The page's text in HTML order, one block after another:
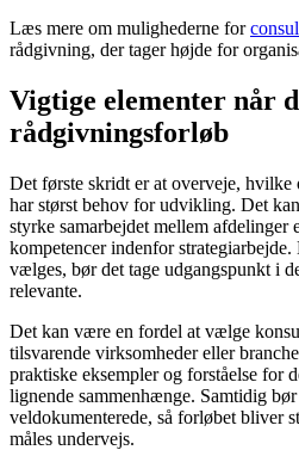
Læs mere om mulighederne for
rådgivning, der tager højde for
Vigtige elementer når
rådgivningsforløb
Det første skridt er at overveje, hvilke
har størst behov for udvikling. Det
styrke samarbejdet mellem afdelinger
kompetencer indenfor
vælges, bør det tage udgangspunkt i
relevante.
Det kan være en fordel at vælge
tilsvarende virksomheder eller
praktiske eksempler og forståelse for
lignende sammenhænge. Samtidig
veldokumenterede, så forløbet bliver
måles undervejs.